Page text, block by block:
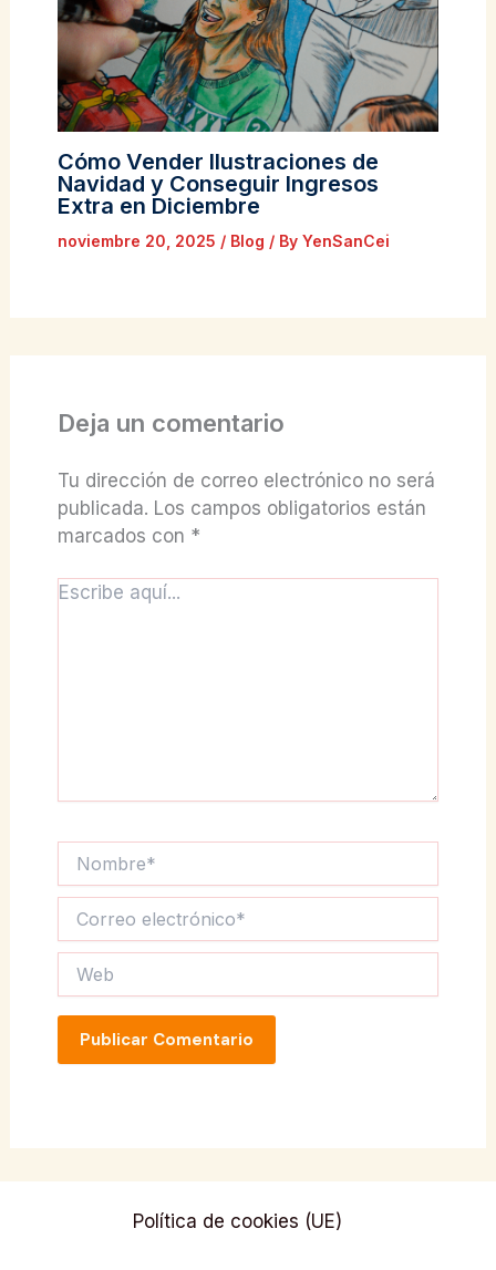
Cómo Vender Ilustraciones de
Navidad y Conseguir Ingresos
Extra en Diciembre
noviembre 20, 2025 / Blog / By YenSanCei
Deja un comentario
Tu dirección de correo electrónico no será
publicada. Los campos obligatorios están
marcados con *
Escribe
electrónico*
Política de cookies (UE)